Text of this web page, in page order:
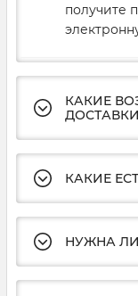
получите
КАКИЕ
КАКИЕ
НУЖНА